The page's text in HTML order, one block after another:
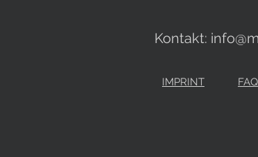
Kontakt:
IMPRINT FAQ